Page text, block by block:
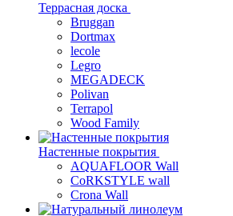
Террасная доска
Bruggan
Dortmax
lecole
Legro
MEGADECK
Polivan
Terrapol
Wood Family
Настенные покрытия
AQUAFLOOR Wall
CoRKSTYLE wall
Crona Wall